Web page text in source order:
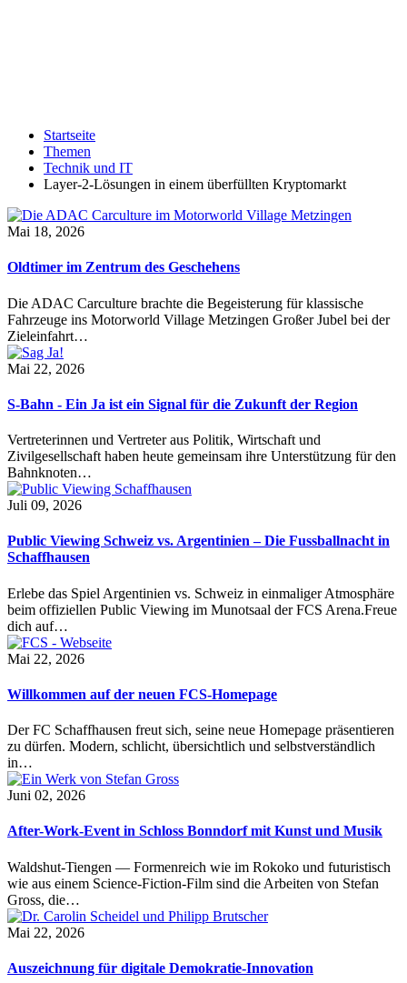
Startseite
Themen
Technik und IT
Layer-2-Lösungen in einem überfüllten Kryptomarkt
Mai 18, 2026
Oldtimer im Zentrum des Geschehens
Die ADAC Carculture brachte die Begeisterung für klassische
Fahrzeuge ins Motorworld Village Metzingen Großer Jubel bei der
Zieleinfahrt…
Mai 22, 2026
S-Bahn - Ein Ja ist ein Signal für die Zukunft der Region
Vertreterinnen und Vertreter aus Politik, Wirtschaft und
Zivilgesellschaft haben heute gemeinsam ihre Unterstützung für den
Bahnknoten…
Juli 09, 2026
Public Viewing Schweiz vs. Argentinien – Die Fussballnacht in
Schaffhausen
Erlebe das Spiel Argentinien vs. Schweiz in einmaliger Atmosphäre
beim offiziellen Public Viewing im Munotsaal der FCS Arena.Freue
dich auf…
Mai 22, 2026
Willkommen auf der neuen FCS-Homepage
Der FC Schaffhausen freut sich, seine neue Homepage präsentieren
zu dürfen. Modern, schlicht, übersichtlich und selbstverständlich
in…
Juni 02, 2026
After-Work-Event in Schloss Bonndorf mit Kunst und Musik
Waldshut-Tiengen — Formenreich wie im Rokoko und futuristisch
wie aus einem Science-Fiction-Film sind die Arbeiten von Stefan
Gross, die…
Mai 22, 2026
Auszeichnung für digitale Demokratie-Innovation